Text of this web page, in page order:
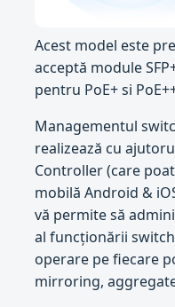
Acest model este
acceptă module
pentru PoE+ si
Managementul
realizează cu
Controller (care
mobilă Android &
vă permite să
al funcționării
operare pe fiecare
mirroring,